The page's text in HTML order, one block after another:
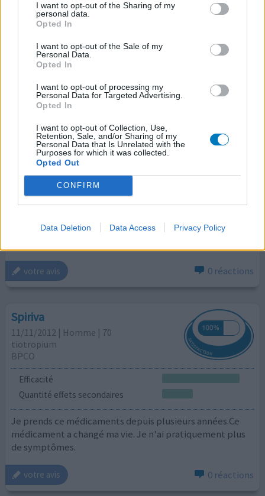
I want to opt-out of the Sharing of my
personal data.
Opted In
I want to opt-out of the Sale of my
Personal Data.
Opted In
I want to opt-out of processing my
Personal Data for Targeted Advertising.
Opted In
I want to opt-out of Collection, Use,
Retention, Sale, and/or Sharing of my
Personal Data that Is Unrelated with the
Purposes for which it was collected.
Opted Out
CONFIRM
Data Deletion Data Access Privacy Policy
spiriva ne fait pas selon moi ce que l'on en attend.
votre avis 0 réactions
Spiriva
24/01/2013 | Homme | 61
Efficacité
Quantité effets secondaires
depuis 2 ans j utilise spiriva et depuis la première prise
beaucoup d'amélioration vu la meilleure manière de
m'aide beaucoup car ma capacité pulmonaire n'est plus
votre avis 0 réactions
Spiriva
11/11/2012 | Homme | 70
tiotropium
BPCO
Efficacité
Quantité effets secondaires
Je prends ce médicaments depuis plusieurs années.Ce
médicament a changé ma vie. Je n'ai pratiquement plus
de symptômes.
votre avis 0 réactions